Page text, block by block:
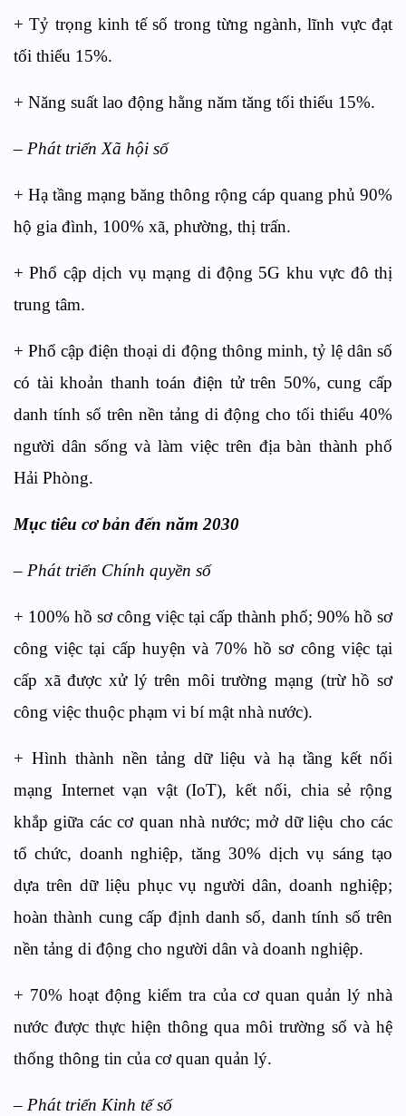
+ Tỷ trọng kinh tế số trong từng ngành, lĩnh vực đạt
tối thiểu 15%.
+ Năng suất lao động hằng năm tăng tối thiểu 15%.
– Phát triển Xã hội số
+ Hạ tầng mạng băng thông rộng cáp quang phủ 90%
hộ gia đình, 100% xã, phường, thị trấn.
+ Phổ cập dịch vụ mạng di động 5G khu vực đô thị
trung tâm.
+ Phổ cập điện thoại di động thông minh, tỷ lệ dân số
có tài khoản thanh toán điện tử trên 50%, cung cấp
danh tính số trên nền tảng di động cho tối thiểu 40%
người dân sống và làm việc trên địa bàn thành phố
Hải Phòng.
Mục tiêu cơ bản đến năm 2030
– Phát triển Chính quyền số
+ 100% hồ sơ công việc tại cấp thành phố; 90% hồ sơ
công việc tại cấp huyện và 70% hồ sơ công việc tại
cấp xã được xử lý trên môi trường mạng (trừ hồ sơ
công việc thuộc phạm vi bí mật nhà nước).
+ Hình thành nền tảng dữ liệu và hạ tầng kết nối
mạng Internet vạn vật (IoT), kết nối, chia sẻ rộng
khắp giữa các cơ quan nhà nước; mở dữ liệu cho các
tổ chức, doanh nghiệp, tăng 30% dịch vụ sáng tạo
dựa trên dữ liệu phục vụ người dân, doanh nghiệp;
hoàn thành cung cấp định danh số, danh tính số trên
nền tảng di động cho người dân và doanh nghiệp.
+ 70% hoạt động kiểm tra của cơ quan quản lý nhà
nước được thực hiện thông qua môi trường số và hệ
thống thông tin của cơ quan quản lý.
– Phát triển Kinh tế số